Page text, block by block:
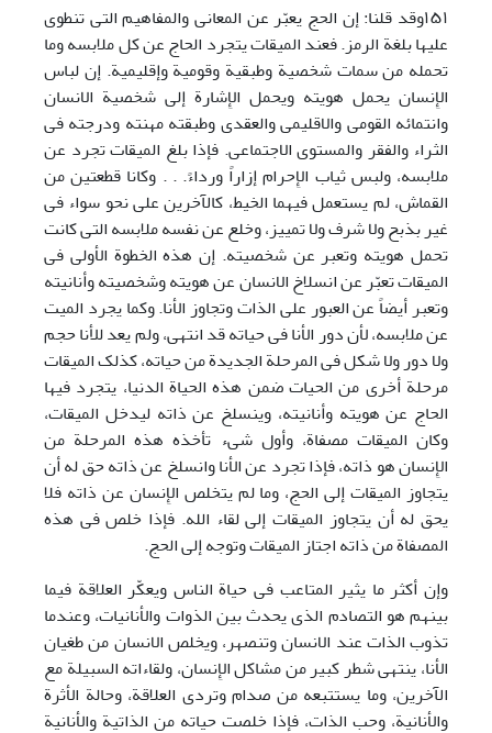
١۵١وقد قلنا: إن الحج یعبّر عن المعانی والمفاهیم التی تنطوی
علیها بلغة الرمز. فعند المیقات یتجرد الحاج عن کل ملابسه وما
تحمله من سمات شخصیة وطبقیة وقومیة وإقلیمیة. إن لباس
الإِنسان یحمل هویته ویحمل الإِشارة إلی شخصیة الانسان
وانتمائه القومی والاقلیمی والعقدی وطبقته مهنته ودرجته فی
الثراء والفقر والمستوی الاجتماعی. فإذا بلغ المیقات تجرد عن
ملابسه، ولبس ثیاب الإِحرام إزاراً ورداءً. . . وکانا قطعتین من
القماش، لم یستعمل فیهما الخیط، کالآخرین علی نحو سواء فی
غیر بذبح ولا شرف ولا تمییز، وخلع عن نفسه ملابسه التی کانت
تحمل هویته وتعبر عن شخصیته. إن هذه الخطوة الأولی فی
المیقات تعبّر عن انسلاخ الانسان عن هویته وشخصیته وأنانیته
وتعبر أیضاً عن العبور علی الذات وتجاوز الأنا. وکما یجرد المیت
عن ملابسه، لأن دور الأنا فی حیاته قد انتهی، ولم یعد للأنا حجم
ولا دور ولا شکل فی المرحلة الجدیدة من حیاته، کذلک المیقات
مرحلة أخری من الحیات ضمن هذه الحیاة الدنیا، یتجرد فیها
الحاج عن هویته وأنانیته، وینسلخ عن ذاته لیدخل المیقات،
وکان المیقات مصفاة، وأول شیء تأخذه هذه المرحلة من
الإِنسان هو ذاته، فإذا تجرد عن الأنا وانسلخ عن ذاته حق له أن
یتجاوز المیقات إلی الحج، وما لم یتخلص الإِنسان عن ذاته فلا
یحق له أن یتجاوز المیقات إلی لقاء الله. فإذا خلص فی هذه
المصفاة من ذاته اجتاز المیقات وتوجه إلی الحج.
وإن أکثر ما یثیر المتاعب فی حیاة الناس ویعکّر العلاقة فیما
بینهم هو التصادم الذی یحدث بین الذوات والأنانیات، وعندما
تذوب الذات عند الانسان وتنصهر، ویخلص الانسان من طغیان
الأنا، ینتهی شطر کبیر من مشاکل الإِنسان، ولقاءاته السبیلة مع
الآخرین، وما یستتبعه من صدام وتردی العلاقة، وحالة الأثرة
والأنانیة، وحب الذات، فإذا خلصت حیاته من الذاتیة والأنانیة